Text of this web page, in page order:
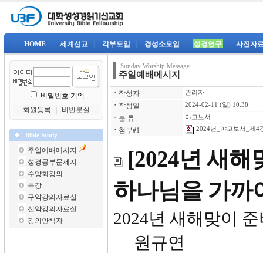
HOME 세계선교 각부모임 경성소모임 성경연구 사진자
비밀번호 기억
회원등록
비번분실
Bible Study
주일예배메시지
성경공부문제지
수양회강의
특강
구약강의자료실
신약강의자료실
강의안책자
Sunday Worship Message
주일예배메시지
ㆍ 작성자 관리자
ㆍ 작성일 2024-02-11 (일) 10:38
ㆍ 분 류 야고보서
ㆍ 첨부#1 2024년_야고보서_제4
[2024년 새해
하나님을 가까
2024년 새해
원규연